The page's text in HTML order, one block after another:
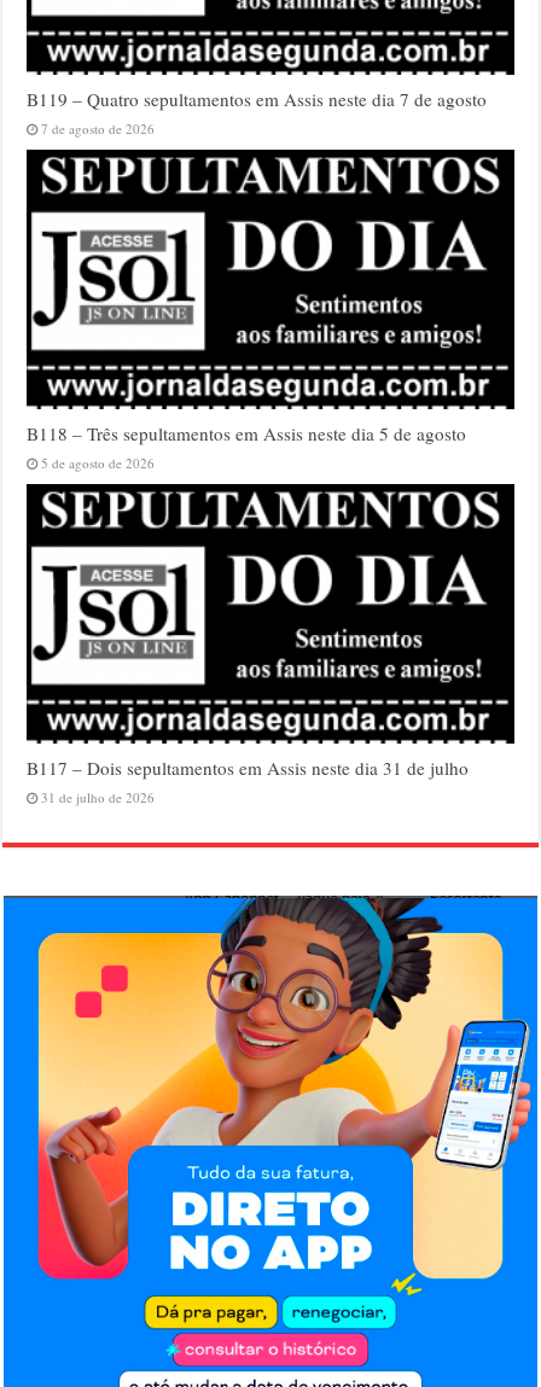
B119 – Quatro sepultamentos em Assis neste dia 7 de agosto
7 de agosto de 2026
B118 – Três sepultamentos em Assis neste dia 5 de agosto
5 de agosto de 2026
B117 – Dois sepultamentos em Assis neste dia 31 de julho
31 de julho de 2026